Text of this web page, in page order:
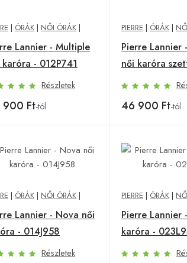
| ÓRÁK | NŐI ÓRÁK |
Lannier - Multiple
- 012P741
Részletek
900 Ft-tól
PIERRE | ÓRÁK |
Pierre Lannier
női karóra
173G661
46 900 Ft-tól
| ÓRÁK | NŐI ÓRÁK |
Lannier - Nova női
- 014J958
Részletek
PIERRE | ÓRÁK |
Pierre Lannier
karóra -